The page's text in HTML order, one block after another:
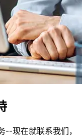
--现在就联系我们，